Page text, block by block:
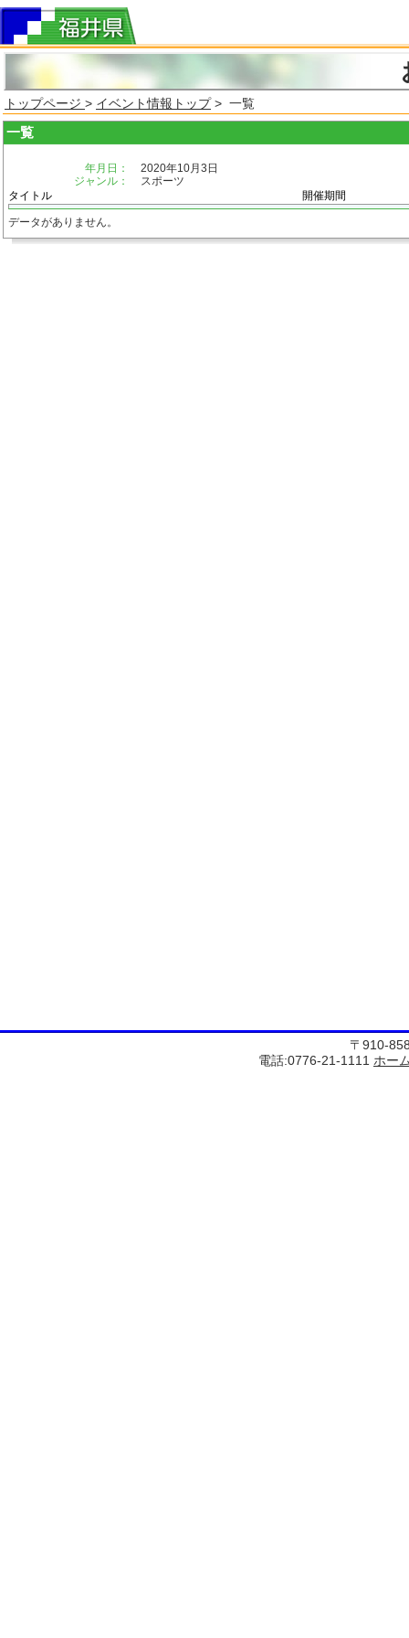
トップページ > イベント情報トップ> 一覧
一覧
年月日：
2020年10月3日
ジャンル：
スポーツ
タイトル
開催期間
データがありません。
〒910-
電話:0776-21-1111 ホー